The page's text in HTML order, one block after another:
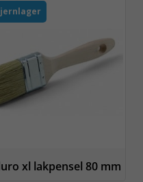
xl lakpensel 80 mm